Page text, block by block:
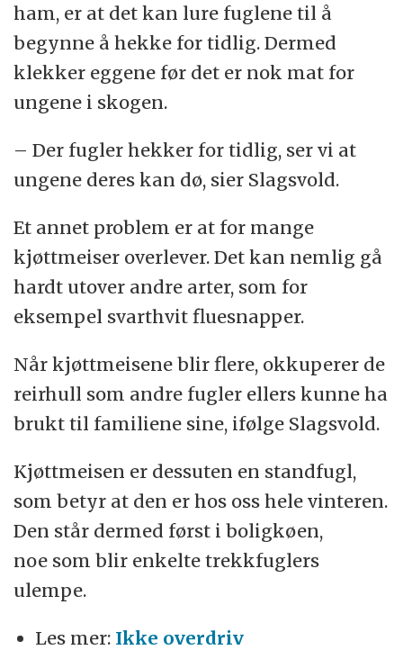
ham, er at det kan lure fuglene til å
begynne å hekke for tidlig. Dermed
klekker eggene før det er nok mat for
ungene i skogen.
– Der fugler hekker for tidlig, ser vi at
ungene deres kan dø, sier Slagsvold.
Et annet problem er at for mange
kjøttmeiser overlever. Det kan nemlig gå
hardt utover andre arter, som for
eksempel svarthvit fluesnapper.
Når kjøttmeisene blir flere, okkuperer de
reirhull som andre fugler ellers kunne ha
brukt til familiene sine, ifølge Slagsvold.
Kjøttmeisen er dessuten en standfugl,
som betyr at den er hos oss hele vinteren.
Den står dermed først i boligkøen,
noe som blir enkelte trekkfuglers
ulempe.
Les mer: Ikke overdriv